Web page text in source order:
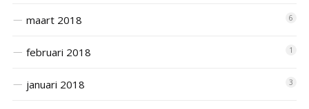
maart 2018 6
februari 2018 1
januari 2018 3